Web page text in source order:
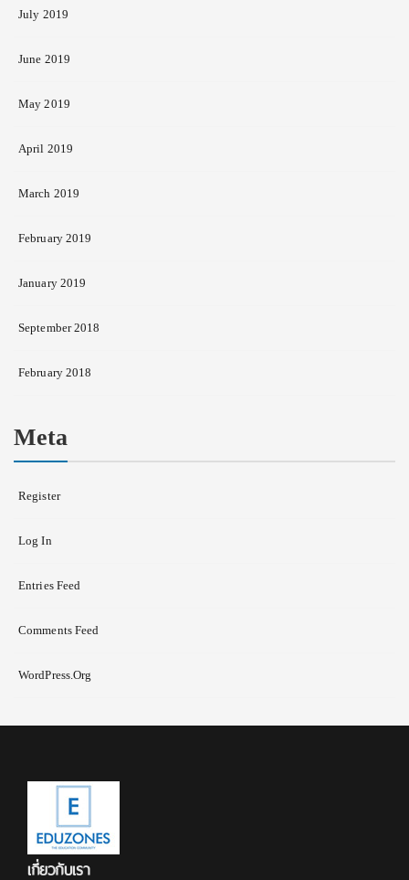
July 2019
June 2019
May 2019
April 2019
March 2019
February 2019
January 2019
September 2018
February 2018
Meta
Register
Log In
Entries Feed
Comments Feed
WordPress.org
เกี่ยวกับเรา